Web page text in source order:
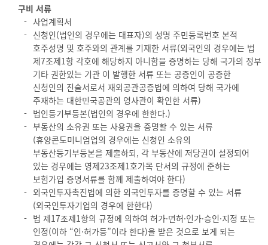
구비 서류
사업계획서
신청인(법인의 경우에는 대표자)의 성명 주민등록번호 본적
호주성명 및 호주와의 관계를 기재한 서류(외국인의 경우에는 법
제7조제1항 각호에 해당하지 아니함을 증명하는 당해 국가의 정부
기타 권한있는 기관 이 발행한 서류 또는 공증인이 공증한
신청인의 진술서로서 재외공관공증법에 의하여 당해 국가에
주재하는 대한민국공관의 영사관이 확인한 서류)
법인등기부등본(법인의 경우에 한한다.)
부동산의 소유권 또는 사용권을 증명할 수 있는 서류
(휴양콘도미니엄업의 경우에는 신청인 소유의
부동산등기부등본을 제출하되, 각 부동산에 저당권이 설정되어
있는 경우에는 영제23조제1호가목 단서의 규정에 준하는
보험가입 증명서류를 함께 제출하여야 한다)
외국인투자촉진법에 의한 외국인투자를 증명할 수 있는 서류
(외국인투자기업의 경우에 한한다)
법 제17조제1항의 규정에 의하여 허가·면허·인가·승인·지정 또는
인정(이하 “인·허가등”이라 한다)을 받은 것으로 보게 되는